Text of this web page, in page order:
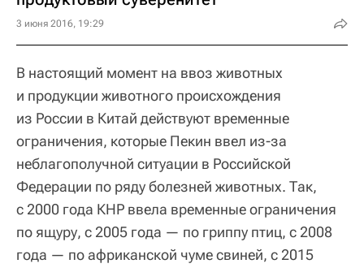
3 июня 2016, 19:29
В настоящий момент на ввоз животных
и продукции животного происхождения
из России в Китай действуют временные
ограничения, которые Пекин ввел из-за
неблагополучной ситуации в Российской
Федерации по ряду болезней животных. Так,
с 2000 года КНР ввела временные ограничения
по ящуру, с 2005 года — по гриппу птиц, с 2008
года — по африканской чуме свиней, с 2015